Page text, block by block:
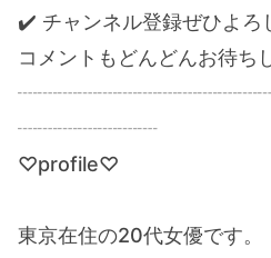
✔️ チャンネル登録ぜひよろ
コメントもどんどんお待ち
┈┈┈┈┈┈┈
♡profile♡
東京在住の20代女優です。